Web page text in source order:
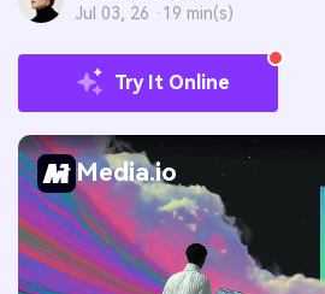
Jul 03, 26 · 19 min(s)
Try It Online
Media.io